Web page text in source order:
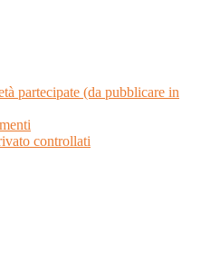
partecipate (da pubblicare in
controllati